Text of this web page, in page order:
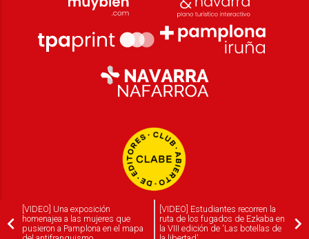
[VIDEO] Una exposición
homenajea a las mujeres que
pusieron a Pamplona en el mapa
[VIDEO] Estudiantes recorren la
ruta de los fugados de Ezkaba en
la VIII edición de 'Las botellas de